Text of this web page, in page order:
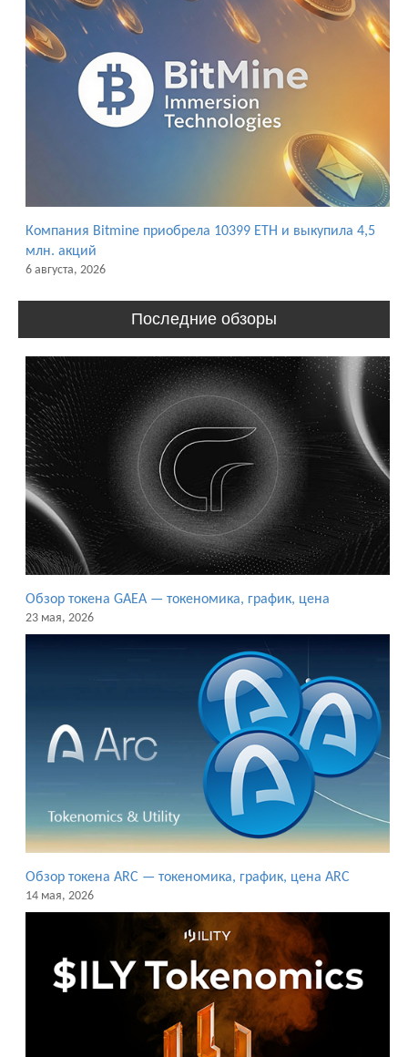
Компания Bitmine приобрела 10399 ETH и выкупила 4,5
млн. акций
6 августа, 2026
Последние обзоры
Обзор токена GAEA — токеномика, график, цена
23 мая, 2026
Обзор токена ARC — токеномика, график, цена ARC
14 мая, 2026